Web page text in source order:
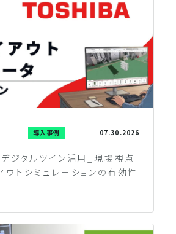
導入事例 07.30.2026
ジタルツイン活用_現場視点
ウトシミュレーションの有効性